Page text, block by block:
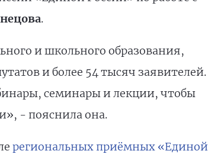
.
и школьного образования,
и более 54 тысяч заявителей.
семинары и лекции, чтобы
- пояснила она.
региональных приёмных «Единой